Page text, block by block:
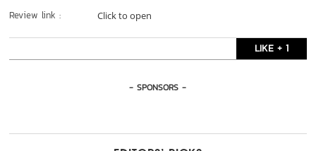
Review link : Click to open
LIKE + 1
- SPONSORS -